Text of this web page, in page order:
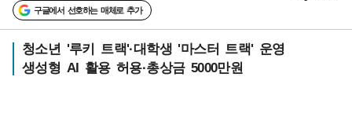
구글에서 선호하는 매체로 추가
청소년 '루키 트랙'·대학생 '마스터 트랙' 운영
생성형 AI 활용 허용·총상금 5000만원